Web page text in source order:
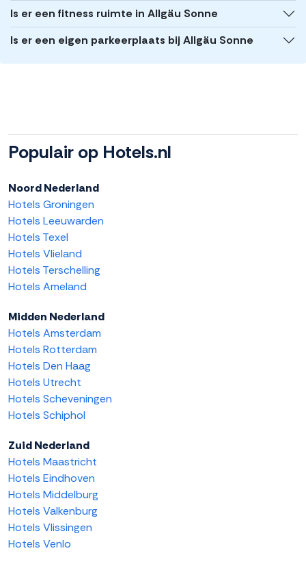
Is er een fitness ruimte in Allgäu Sonne
Is er een eigen parkeerplaats bij Allgäu Sonne
Populair op Hotels.nl
Noord Nederland
Hotels Groningen
Hotels Leeuwarden
Hotels Texel
Hotels Vlieland
Hotels Terschelling
Hotels Ameland
Midden Nederland
Hotels Amsterdam
Hotels Rotterdam
Hotels Den Haag
Hotels Utrecht
Hotels Scheveningen
Hotels Schiphol
Zuid Nederland
Hotels Maastricht
Hotels Eindhoven
Hotels Middelburg
Hotels Valkenburg
Hotels Vlissingen
Hotels Venlo